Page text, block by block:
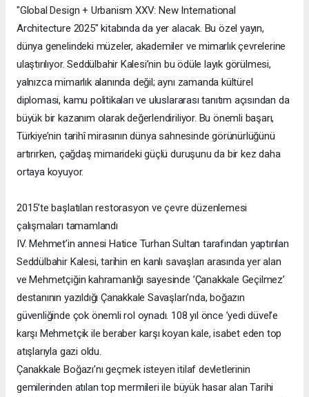
"Global Design + Urbanism XXV: New International
Architecture 2025" kitabında da yer alacak. Bu özel yayın,
dünya genelindeki müzeler, akademiler ve mimarlık çevrelerine
ulaştırılıyor. Seddülbahir Kalesi’nin bu ödüle layık görülmesi,
yalnızca mimarlık alanında değil; aynı zamanda kültürel
diplomasi, kamu politikaları ve uluslararası tanıtım açısından da
büyük bir kazanım olarak değerlendiriliyor. Bu önemli başarı,
Türkiye’nin tarihî mirasının dünya sahnesinde görünürlüğünü
artırırken, çağdaş mimarideki güçlü duruşunu da bir kez daha
ortaya koyuyor.
2015’te başlatılan restorasyon ve çevre düzenlemesi
çalışmaları tamamlandı
IV. Mehmet’in annesi Hatice Turhan Sultan tarafından yaptırılan
Seddülbahir Kalesi, tarihin en kanlı savaşları arasında yer alan
ve Mehmetçiğin kahramanlığı sayesinde ’Çanakkale Geçilmez’
destanının yazıldığı Çanakkale Savaşları’nda, boğazın
güvenliğinde çok önemli rol oynadı. 108 yıl önce ’yedi düvel’e
karşı Mehmetçik ile beraber karşı koyan kale, isabet eden top
atışlarıyla gazi oldu.
Çanakkale Boğazı’nı geçmek isteyen itilaf devletlerinin
gemilerinden atılan top mermileri ile büyük hasar alan Tarihi